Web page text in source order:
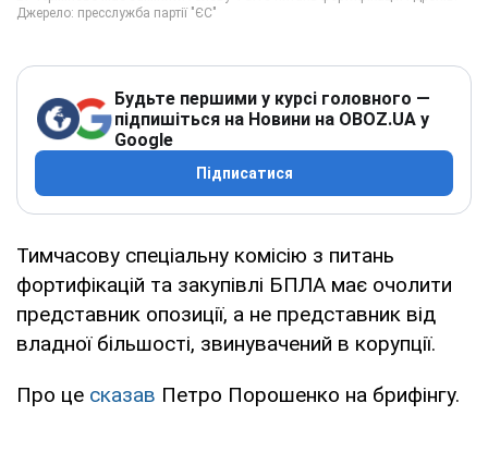
Будьте першими у курсі головного —
підпишіться на Новини на OBOZ.UA у
Google
Підписатися
Тимчасову спеціальну комісію з питань
фортифікацій та закупівлі БПЛА має очолити
представник опозиції, а не представник від
владної більшості, звинувачений в корупції.
Про це сказав Петро Порошенко на брифінгу.